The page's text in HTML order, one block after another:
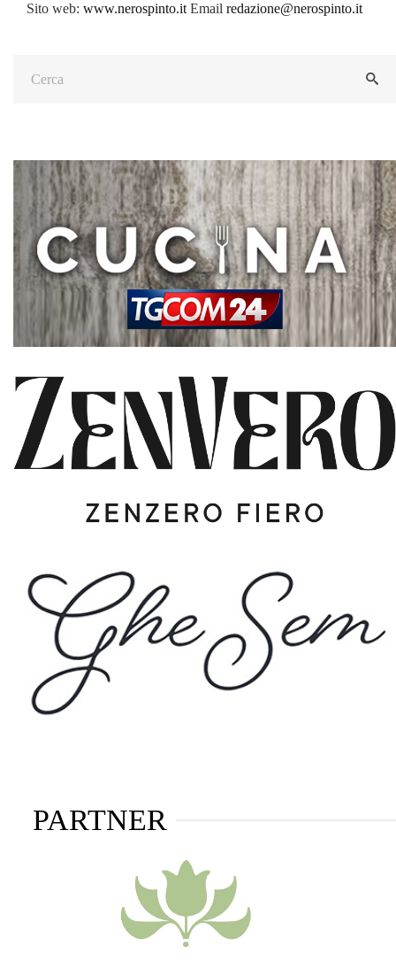
Sito web: www.nerospinto.it Email redazione@nerospinto.it
PARTNER